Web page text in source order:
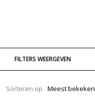
FILTERS WEERGEVEN
Sorteren op Meest bekeken